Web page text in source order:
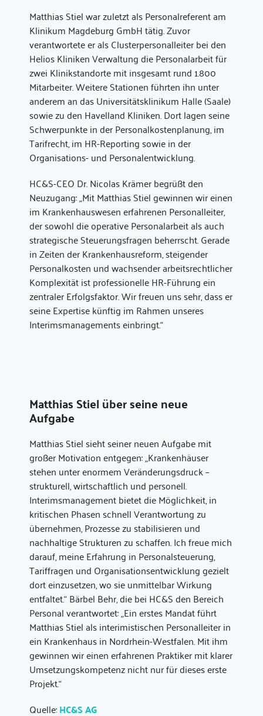
Matthias Stiel war zuletzt als Personalreferent am
Klinikum Magdeburg GmbH tätig. Zuvor
verantwortete er als Clusterpersonalleiter bei den
Helios Kliniken Verwaltung die Personalarbeit für
zwei Klinikstandorte mit insgesamt rund 1.800
Mitarbeiter. Weitere Stationen führten ihn unter
anderem an das Universitätsklinikum Halle (Saale)
sowie zu den Havelland Kliniken. Dort lagen seine
Schwerpunkte in der Personalkostenplanung, im
Tarifrecht, im HR-Reporting sowie in der
Organisations- und Personalentwicklung.
HC&S-CEO Dr. Nicolas Krämer begrüßt den
Neuzugang: „Mit Matthias Stiel gewinnen wir einen
im Krankenhauswesen erfahrenen Personalleiter,
der sowohl die operative Personalarbeit als auch
strategische Steuerungsfragen beherrscht. Gerade
in Zeiten der Krankenhausreform, steigender
Personalkosten und wachsender arbeitsrechtlicher
Komplexität ist professionelle HR-Führung ein
zentraler Erfolgsfaktor. Wir freuen uns sehr, dass er
seine Expertise künftig im Rahmen unseres
Interimsmanagements einbringt.“
Matthias Stiel über seine neue
Aufgabe
Matthias Stiel sieht seiner neuen Aufgabe mit
großer Motivation entgegen: „Krankenhäuser
stehen unter enormem Veränderungsdruck –
strukturell, wirtschaftlich und personell.
Interimsmanagement bietet die Möglichkeit, in
kritischen Phasen schnell Verantwortung zu
übernehmen, Prozesse zu stabilisieren und
nachhaltige Strukturen zu schaffen. Ich freue mich
darauf, meine Erfahrung in Personalsteuerung,
Tariffragen und Organisationsentwicklung gezielt
dort einzusetzen, wo sie unmittelbar Wirkung
entfaltet.“ Bärbel Behr, die bei HC&S den Bereich
Personal verantwortet: „Ein erstes Mandat führt
Matthias Stiel als interimistischen Personalleiter in
ein Krankenhaus in Nordrhein-Westfalen. Mit ihm
gewinnen wir einen erfahrenen Praktiker mit klarer
Umsetzungskompetenz nicht nur für dieses erste
Projekt.“
Quelle:HC&S AG